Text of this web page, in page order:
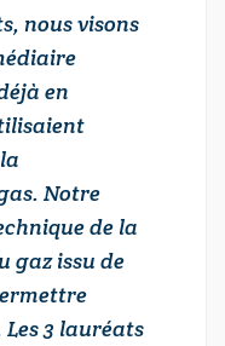
nous visons
en
Notre
de la
gaz issu de
3 lauréats